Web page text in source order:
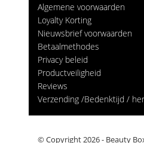
Algemene voorwaarden
Loyalty Korting
Nieuwsbrief voorwaarden
Betaalmethodes
Privacy beleid
Productveiligheid
Reviews
Verzending /Bedenktijd /
© Copyright 2026 - Beauty